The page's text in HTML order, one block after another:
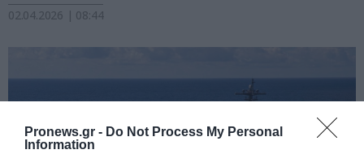
Pronews.gr - Do Not Process My Personal
Information
02.04.2026 | 08:44